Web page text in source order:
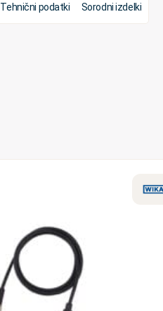
Tehnični podatki Sorodni izdelki